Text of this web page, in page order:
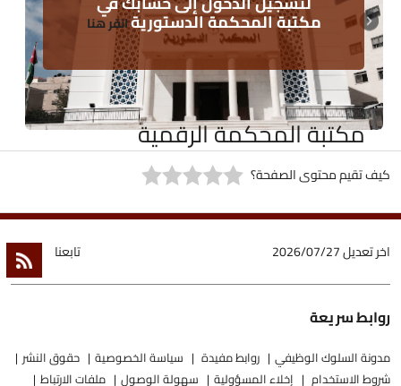
مكتبة المحكمة الدستوريةانقر هنا
مكتبة المحكمة الرقمية
كيف تقيم محتوى الصفحة؟
اخر تعديل2026/07/27 تابعنا
روابط سريعة
مدونة السلوك الوظيفي روابط مفيدة سياسة الخصوصية
حقوق النشر
شروط الاستخدام
إخلاء المسؤولية سهولة الوصول ملفات الارتباط